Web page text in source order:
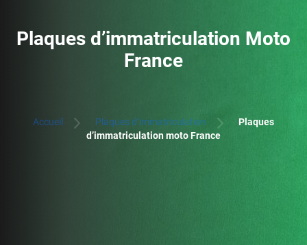
Plaques d’immatriculation Moto
France
Accueil Plaques d’immatriculation
Plaques
d’immatriculation moto France